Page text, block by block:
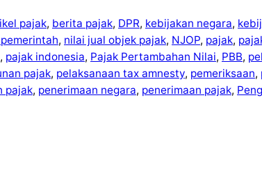
pajak, berita pajak, DPR, kebijakan negara,
, nilai jual objek pajak, NJOP, pajak,
, pajak indonesia, Pajak Pertambahan Nilai, PBB,
pajak, pelaksanaan tax amnesty, pemeriksaan,
pajak, penerimaan negara, penerimaan pajak,